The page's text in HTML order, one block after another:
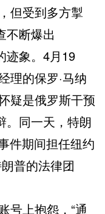
但受到多方掣
不断爆出
迹象。4月19
理的保罗·马纳
疑是俄罗斯干预
。同一天，特朗
件期间担任纽约
普的法律团
上抱怨，“通